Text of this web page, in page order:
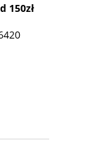
150zł